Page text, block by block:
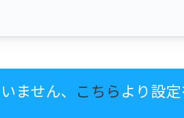
ません、 こちら より設